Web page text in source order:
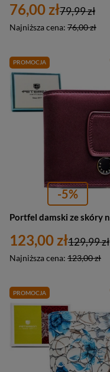
76,00 zł
Najniższa cena: 76,00 zł
79,99 zł
PROMOCJA
-5%
123,00 zł
Najniższa cena: 123,00 zł
129,99 zł
PROMOCJA